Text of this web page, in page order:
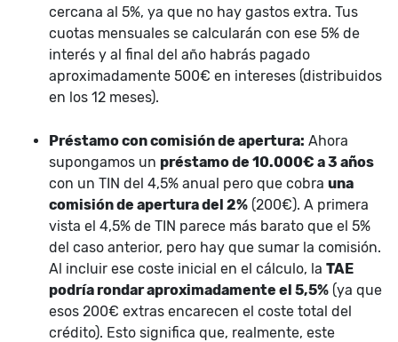
cercana al 5%, ya que no hay gastos extra. Tus
cuotas mensuales se calcularán con ese 5% de
interés y al final del año habrás pagado
aproximadamente 500€ en intereses (distribuidos
en los 12 meses).
Préstamo con comisión de apertura: Ahora
supongamos un préstamo de 10.000€ a 3 años
con un TIN del 4,5% anual pero que cobra una
comisión de apertura del 2% (200€). A primera
vista el 4,5% de TIN parece más barato que el 5%
del caso anterior, pero hay que sumar la comisión.
Al incluir ese coste inicial en el cálculo, la TAE
podría rondar aproximadamente el 5,5% (ya que
esos 200€ extras encarecen el coste total del
crédito). Esto significa que, realmente, este